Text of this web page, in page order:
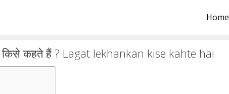
Home
कहते हैं ? Lagat lekhankan kise kahte hai